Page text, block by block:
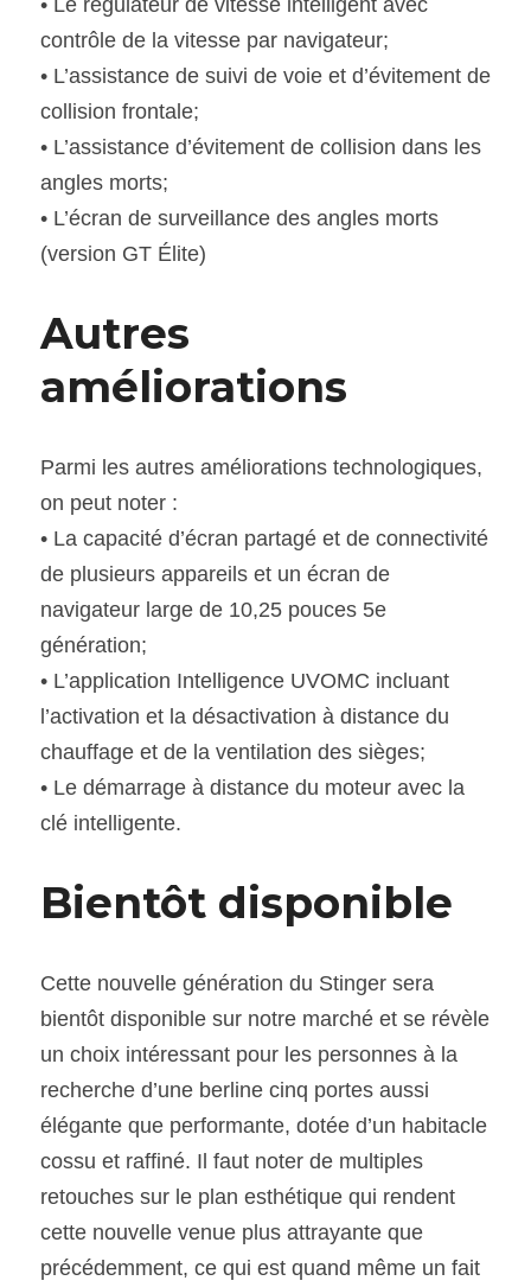
• Le régulateur de vitesse intelligent avec
contrôle de la vitesse par navigateur;
• L’assistance de suivi de voie et d’évitement de
collision frontale;
• L’assistance d’évitement de collision dans les
angles morts;
• L’écran de surveillance des angles morts
(version GT Élite)
Autres
améliorations
Parmi les autres améliorations technologiques,
on peut noter :
• La capacité d’écran partagé et de connectivité
de plusieurs appareils et un écran de
navigateur large de 10,25 pouces 5e
génération;
• L’application Intelligence UVOMC incluant
l’activation et la désactivation à distance du
chauffage et de la ventilation des sièges;
• Le démarrage à distance du moteur avec la
clé intelligente.
Bientôt disponible
Cette nouvelle génération du Stinger sera
bientôt disponible sur notre marché et se révèle
un choix intéressant pour les personnes à la
recherche d’une berline cinq portes aussi
élégante que performante, dotée d’un habitacle
cossu et raffiné. Il faut noter de multiples
retouches sur le plan esthétique qui rendent
cette nouvelle venue plus attrayante que
précédemment, ce qui est quand même un fait